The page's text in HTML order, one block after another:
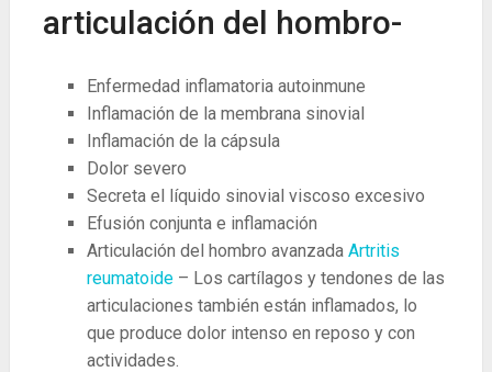
articulación del hombro-
Enfermedad inflamatoria autoinmune
Inflamación de la membrana sinovial
Inflamación de la cápsula
Dolor severo
Secreta el líquido sinovial viscoso excesivo
Efusión conjunta e inflamación
Articulación del hombro avanzada Artritis
reumatoide – Los cartílagos y tendones de las
articulaciones también están inflamados, lo
que produce dolor intenso en reposo y con
actividades.